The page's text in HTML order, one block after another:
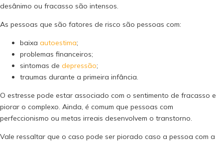
desânimo ou fracasso são intensos.
As pessoas que são fatores de risco são pessoas com:
baixa autoestima;
problemas financeiros;
sintomas de depressão;
traumas durante a primeira infância.
O estresse pode estar associado com o sentimento de fracasso e
piorar o complexo. Ainda, é comum que pessoas com
perfeccionismo ou metas irreais desenvolvem o transtorno.
Vale ressaltar que o caso pode ser piorado caso a pessoa com a